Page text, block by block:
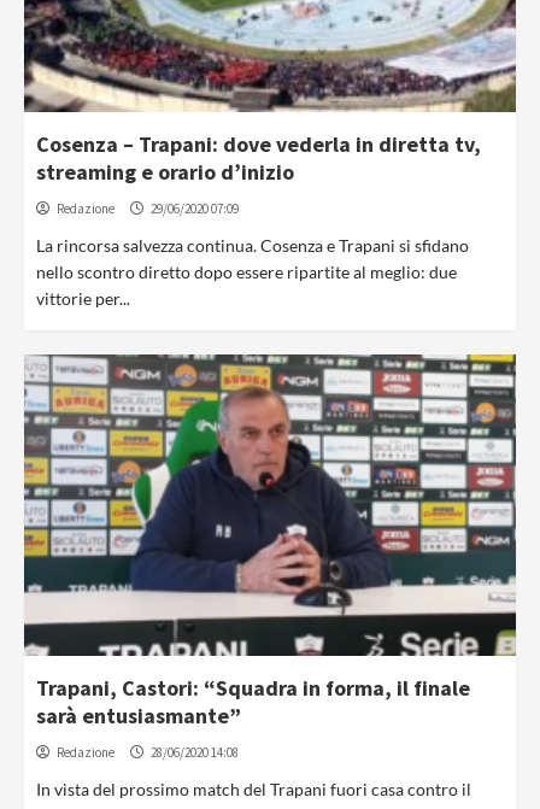
Cosenza – Trapani: dove vederla in diretta tv,
streaming e orario d’inizio
Redazione 29/06/2020 07:09
La rincorsa salvezza continua. Cosenza e Trapani si sfidano
nello scontro diretto dopo essere ripartite al meglio: due
vittorie per...
Trapani, Castori: “Squadra in forma, il finale
sarà entusiasmante”
Redazione 28/06/2020 14:08
In vista del prossimo match del Trapani fuori casa contro il